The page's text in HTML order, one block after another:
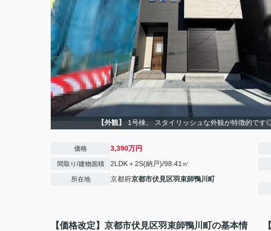
【外観】 1号棟。 スタイリッシュな外観が特徴的です
価格 3,390万円
間取り/建物面積 2LDK＋2S(納戸)/98.41㎡
所在地 京都府京都市伏見区羽束師鴨川町
【価格改定】京都市伏見区羽束師鴨川町の基本情